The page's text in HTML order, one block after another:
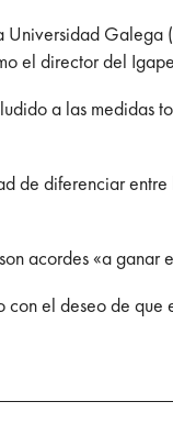
el director del
a las
de diferenciar
acordes «a
el deseo de